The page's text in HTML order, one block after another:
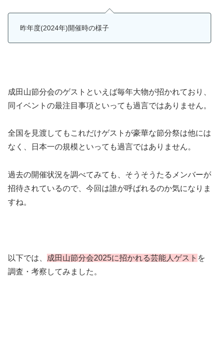
昨年度(2024年)開催時の様子
成田山節分会のゲストといえば毎年大物が招かれており、
同イベントの最注目事項といっても過言ではありません。
全国を見渡してもこれだけゲストが豪華な節分祭は他には
なく、日本一の規模といっても過言ではありません。
過去の開催状況を調べてみても、そうそうたるメンバーが
招待されているので、今回は誰が呼ばれるのか気になりま
すね。
以下では、 成田山節分会2025に招かれる芸能人ゲスト を
調査・考察してみました。